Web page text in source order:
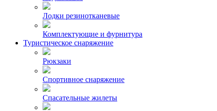
Лодки резинотканевые
Комплектующие и фурнитура
Туристическое снаряжение
Рюкзаки
Спортивное снаряжение
Спасательные жилеты